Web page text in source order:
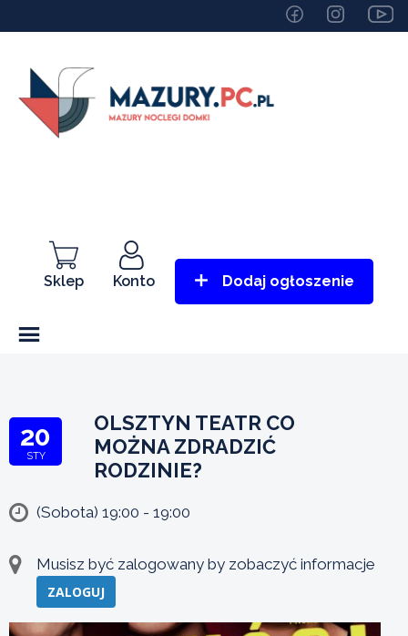
Sklep Konto Dodaj ogłoszenie
20
STY
OLSZTYN TEATR CO
MOŻNA ZDRADZIĆ
RODZINIE?
(Sobota) 19:00 - 19:00
Musisz być zalogowany by zobaczyć informacje
ZALOGUJ